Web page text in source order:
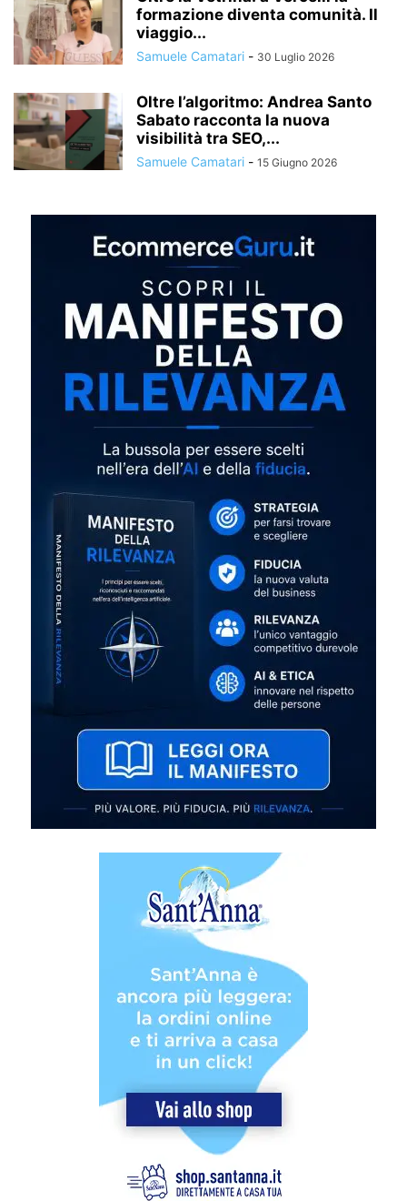
formazione diventa comunità. Il
viaggio...
Samuele Camatari - 30 Luglio 2026
Oltre l’algoritmo: Andrea Santo
Sabato racconta la nuova
visibilità tra SEO,...
Samuele Camatari - 15 Giugno 2026